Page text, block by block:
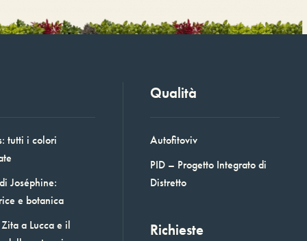
tutti i colori
Joséphine:
e botanica
a Lucca e il
Qualità
Autofitoviv
PID – Progetto Integrato di
Distretto
Richieste